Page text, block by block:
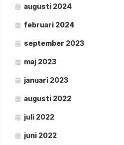
augusti 2024
februari 2024
september 2023
maj 2023
januari 2023
augusti 2022
juli 2022
juni 2022